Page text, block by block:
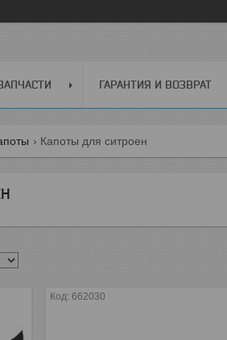
ГАРАНТИЯ И ВОЗВРАТ
Капоты для ситроен
662030